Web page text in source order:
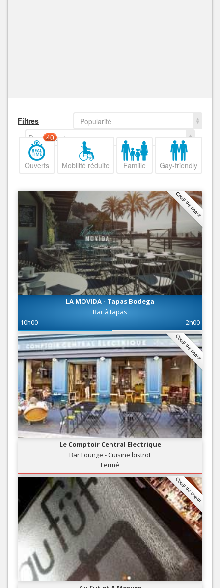
Filtres
Popularité
Decroissant
Ouverts
40
Mobilité réduite Famille Gay-friendly
Coup de coeur
LA MOVIDA - Tapas Bodega
Bar à tapas
10h00
2h00
Coup de coeur
Le Comptoir Central Electrique
Bar Lounge - Cuisine bistrot
Fermé
Coup de coeur